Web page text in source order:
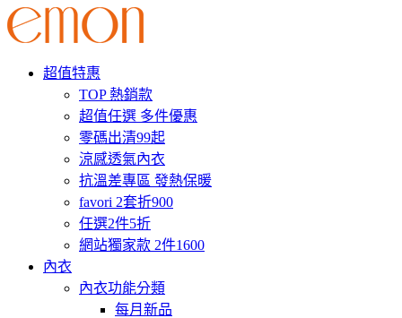
超值特惠
TOP 熱銷款
超值任選 多件優惠
零碼出清99起
涼感透氣內衣
抗溫差專區 發熱保暖
favori 2套折900
任選2件5折
網站獨家款 2件1600
內衣
內衣功能分類
每月新品